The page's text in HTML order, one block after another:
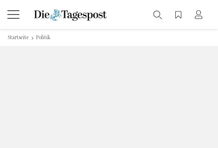
Startseite Politik